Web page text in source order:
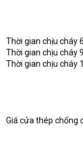
Thời gian chịu cháy
Thời gian chịu cháy
Thời gian chịu cháy
Giá cửa thép chống